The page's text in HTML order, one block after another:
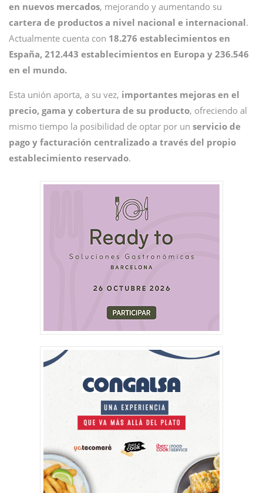
en nuevos mercados, mejorando y aumentando su
cartera de productos a nivel nacional e internacional.
Actualmente cuenta con 18.276 establecimientos en
España, 212.443 establecimientos en Europa y 236.546
en el mundo.
Esta unión aporta, a su vez, importantes mejoras en el
precio, gama y cobertura de su producto, ofreciendo al
mismo tiempo la posibilidad de optar por un servicio de
pago y facturación centralizado a través del propio
establecimiento reservado.